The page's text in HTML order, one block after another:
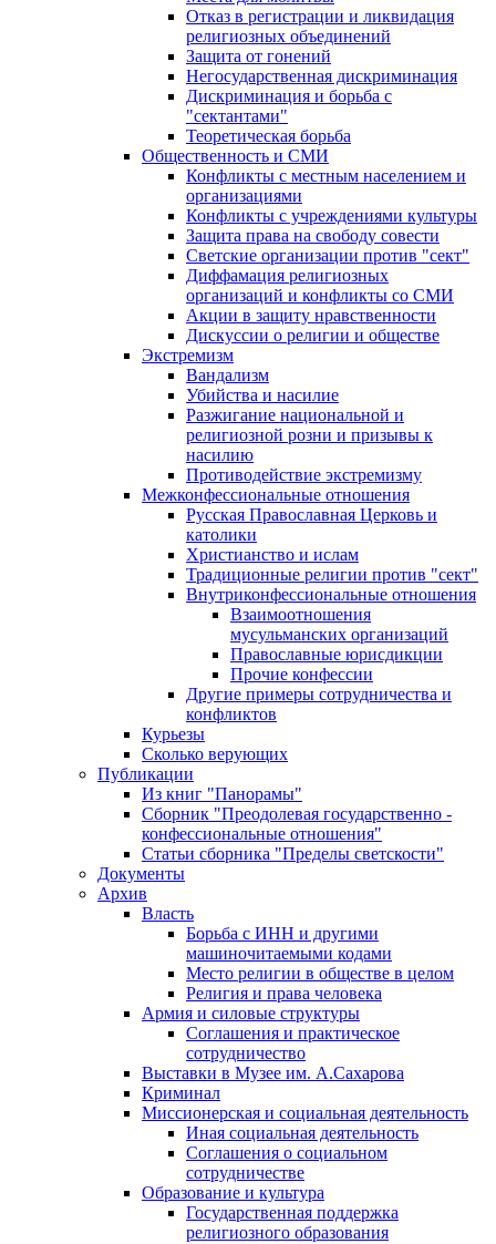
Отказ в регистрации и ликвидация
религиозных объединений
Защита от гонений
Негосударственная дискриминация
Дискриминация и борьба с
"сектантами"
Теоретическая борьба
Общественность и СМИ
Конфликты с местным населением и
организациями
Конфликты с учреждениями культуры
Защита права на свободу совести
Светские организации против "сект"
Диффамация религиозных
организаций и конфликты со СМИ
Акции в защиту нравственности
Дискуссии о религии и обществе
Экстремизм
Вандализм
Убийства и насилие
Разжигание национальной и
религиозной розни и призывы к
насилию
Противодействие экстремизму
Межконфессиональные отношения
Русская Православная Церковь и
католики
Христианство и ислам
Традиционные религии против "сект"
Внутриконфессиональные отношения
Взаимоотношения
мусульманских организаций
Православные юрисдикции
Прочие конфессии
Другие примеры сотрудничества и
конфликтов
Курьезы
Сколько верующих
Публикации
Из книг "Панорамы"
Сборник "Преодолевая государственно -
конфессиональные отношения"
Статьи сборника "Пределы светскости"
Документы
Архив
Власть
Борьба с ИНН и другими
машиночитаемыми кодами
Место религии в обществе в целом
Религия и права человека
Армия и силовые структуры
Соглашения и практическое
сотрудничество
Выставки в Музее им. А.Сахарова
Криминал
Миссионерская и социальная деятельность
Иная социальная деятельность
Соглашения о социальном
сотрудничестве
Образование и культура
Государственная поддержка
религиозного образования